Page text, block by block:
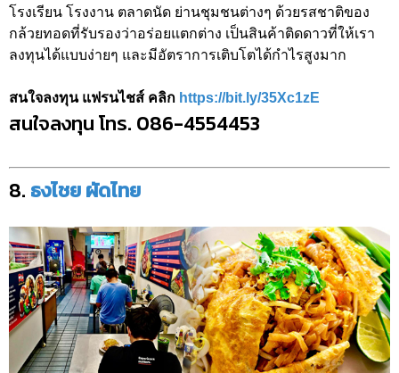
โรงเรียน โรงงาน ตลาดนัด ย่านชุมชนต่างๆ ด้วยรสชาติของ
กล้วยทอดที่รับรองว่าอร่อยแตกต่าง เป็นสินค้าติดดาวที่ให้เรา
ลงทุนได้แบบง่ายๆ และมีอัตราการเติบโตได้กำไรสูงมาก
สนใจลงทุน แฟรนไชส์ คลิก https://bit.ly/35Xc1zE
สนใจลงทุน โทร. 086-4554453
8. ธงไชย ผัดไทย